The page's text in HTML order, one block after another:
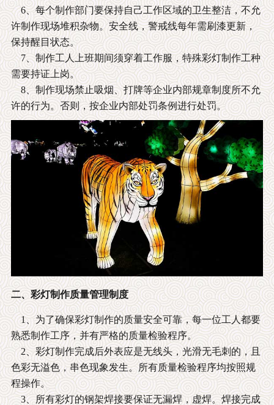
6、每个制作部门要保持自己工作区域的卫生整洁，不允
许制作现场堆积杂物。安全线，警戒线每年需刷漆更新，
保持醒目状态。
7、制作工人上班期间须穿着工作服，特殊彩灯制作工种
需要持证上岗。
8、制作现场禁止吸烟、打牌等企业内部规章制度所不允
许的行为。否则，按企业内部处罚条例进行处罚。
二、彩灯制作质量管理制度
1、为了确保彩灯制作的质量安全可靠，每一位工人都要
熟悉制作工序，并有严格的质量检验程序。
2、彩灯制作完成后外表应是无线头，光滑无毛刺的，且
色彩无溢色，串色现象发生。所有质量检验程序均按照规
程操作。
3、所有彩灯的钢架焊接要保证无漏焊，虚焊。焊接完成